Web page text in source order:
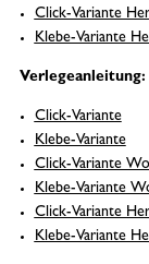
Click-Variante
Klebe-Variante
Verlegeanleitung:
Click-Variante
Klebe-Variante
Click-Variante
Klebe-Variante
Click-Variante
Klebe-Variante